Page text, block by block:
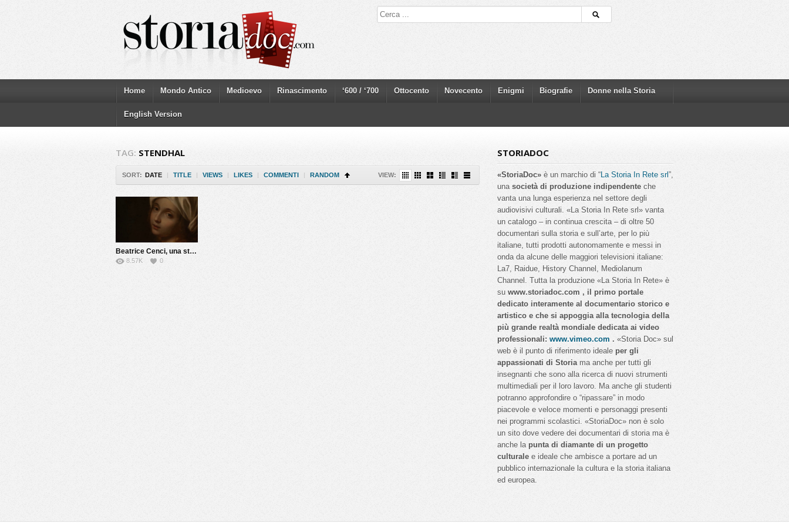
Home Mondo Antico Medioevo Rinascimento ‘600 / ‘700 Ottocento Novecento Enigmi Biografie Donne nella Storia
English Version
TAG: STENDHAL
SORT: DATE | TITLE | VIEWS | LIKES | COMMENTI | RANDOM VIEW:
Beatrice Cenci, una storia maledetta
8.57K 0
STORIADOC
«StoriaDoc» è un marchio di “La Storia In Rete srl”,
una società di produzione indipendente che
vanta una lunga esperienza nel settore degli
audiovisivi culturali. «La Storia In Rete srl» vanta
un catalogo – in continua crescita – di oltre 50
documentari sulla storia e sull’arte, per lo più
italiane, tutti prodotti autonomamente e messi in
onda da alcune delle maggiori televisioni italiane:
La7, Raidue, History Channel, Mediolanum
Channel. Tutta la produzione «La Storia In Rete» è
su www.storiadoc.com , il primo portale
dedicato interamente al documentario storico e
artistico e che si appoggia alla tecnologia della
più grande realtà mondiale dedicata ai video
professionali: www.vimeo.com . «Storia Doc» sul
web è il punto di riferimento ideale per gli
appassionati di Storiama anche per tutti gli
insegnanti che sono alla ricerca di nuovi strumenti
multimediali per il loro lavoro. Ma anche gli studenti
potranno approfondire o “ripassare” in modo
piacevole e veloce momenti e personaggi presenti
nei programmi scolastici. «StoriaDoc» non è solo
un sito dove vedere dei documentari di storia ma è
anche la punta di diamante di un progetto
culturale e ideale che ambisce a portare ad un
pubblico internazionale la cultura e la storia italiana
ed europea.